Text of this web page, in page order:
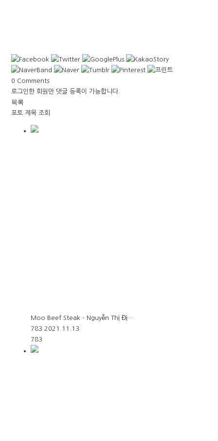
0 Comments
로그인한 회원만 댓글 등록이 가능합니다.
목록
포토 제목 조회
Moo Beef Steak - Nguyễn Thị Đị…
783 2021.11.13
783